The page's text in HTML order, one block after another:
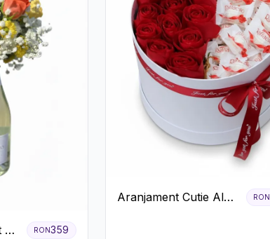
RON359
Aranjament Cutie Albă
RON